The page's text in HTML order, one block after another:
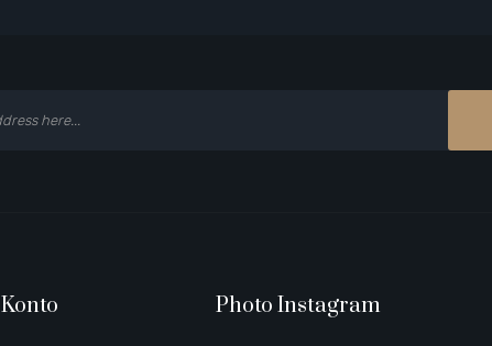
Konto Photo Instagram